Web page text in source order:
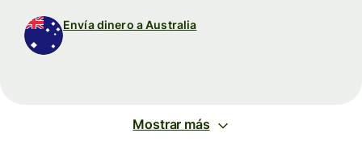
Envía dinero a Australia
Mostrar más